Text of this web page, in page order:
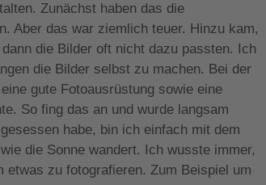
Zunächst haben das die
Aber das war ziemlich teuer. Hinzu kam,
die Bilder oft nicht dazu passten. Ich
die Bilder selbst zu machen. Bei der
gute Fotoausrüstung sowie eine
So fing das an und wurde langsam
habe, bin ich einfach mit dem
die Sonne wandert. Ich wusste immer,
zu fotografieren. Zum Beispiel um